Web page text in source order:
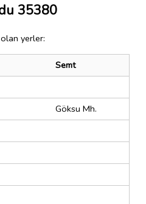
35380
yerler:
Semt
Göksu Mh.